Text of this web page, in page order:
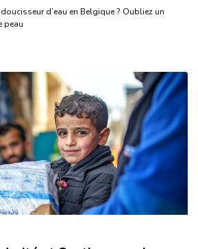
d’eau en Belgique ? Oubliez un
peau